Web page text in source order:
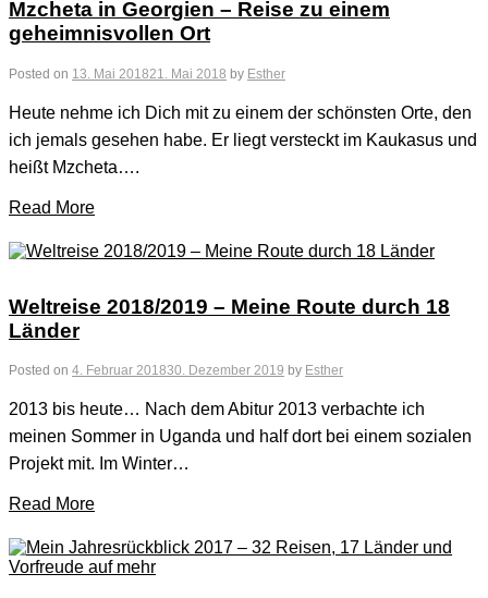
Mzcheta in Georgien – Reise zu einem
geheimnisvollen Ort
Posted on 13. Mai 201821. Mai 2018 by Esther
Heute nehme ich Dich mit zu einem der schönsten Orte, den
ich jemals gesehen habe. Er liegt versteckt im Kaukasus und
heißt Mzcheta….
Read More
Weltreise 2018/2019 – Meine Route durch 18
Länder
Posted on 4. Februar 201830. Dezember 2019 by Esther
2013 bis heute… Nach dem Abitur 2013 verbachte ich
meinen Sommer in Uganda und half dort bei einem sozialen
Projekt mit. Im Winter…
Read More